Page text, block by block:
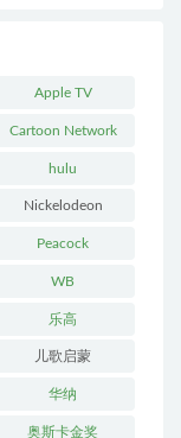
Apple TV
Cartoon Network
hulu
Nickelodeon
Peacock
WB
乐高
儿歌启蒙
华纳
奥斯卡金奖